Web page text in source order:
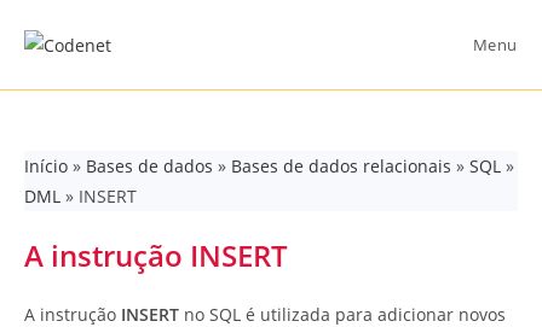
Menu
Início » Bases de dados » Bases de dados relacionais » SQL »
DML » INSERT
A instrução INSERT
A instrução INSERT no SQL é utilizada para adicionar novos